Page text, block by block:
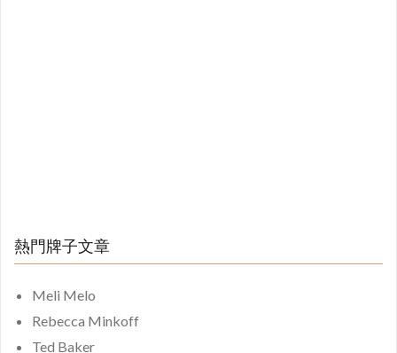
熱門牌子文章
Meli Melo
Rebecca Minkoff
Ted Baker